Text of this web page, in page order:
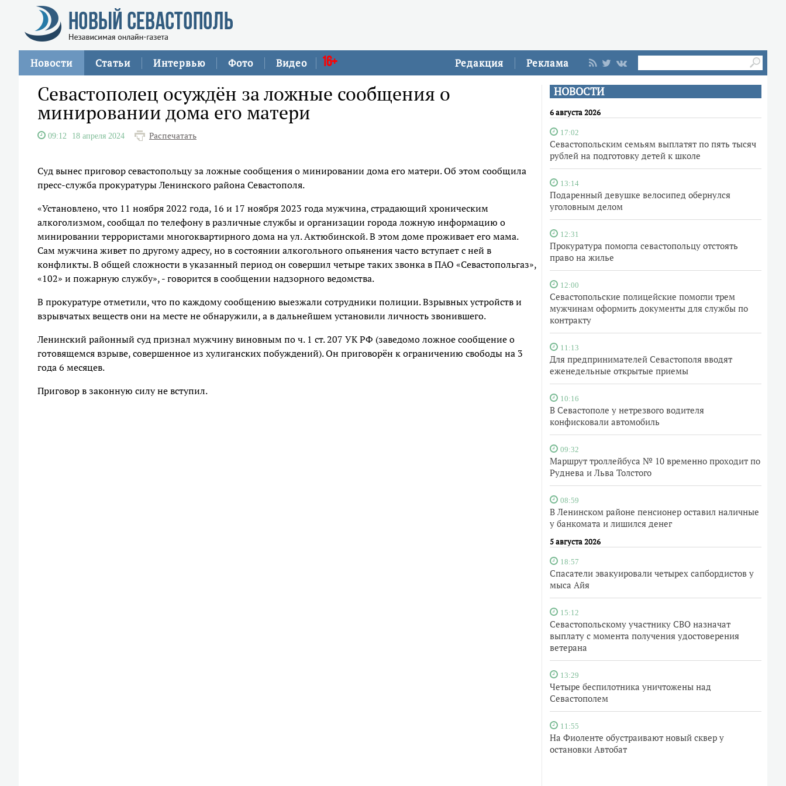
Редакция Реклама
Новости Статьи Интервью Фото Видео 16+
НОВОСТИ
6 августа 2026
17:02
Севастопольским семьям выплатят по пять тысяч
рублей на подготовку детей к школе
13:14
Подаренный девушке велосипед обернулся
уголовным делом
12:31
Прокуратура помогла севастопольцу отстоять
право на жилье
12:00
Севастопольские полицейские помогли трем
мужчинам оформить документы для службы по
контракту
11:13
Для предпринимателей Севастополя вводят
еженедельные открытые приемы
10:16
В Севастополе у нетрезвого водителя
конфисковали автомобиль
09:32
Маршрут троллейбуса № 10 временно проходит по
Руднева и Льва Толстого
08:59
В Ленинском районе пенсионер оставил наличные
у банкомата и лишился денег
5 августа 2026
18:57
Спасатели эвакуировали четырех сапбордистов у
мыса Айя
15:12
Севастопольскому участнику СВО назначат
выплату с момента получения удостоверения
ветерана
13:29
Четыре беспилотника уничтожены над
Севастополем
11:55
На Фиоленте обустраивают новый сквер у
остановки Автобат
Севастополец осуждён за ложные сообщения о
минировании дома его матери
09:12 18 апреля 2024 Распечатать
Суд вынес приговор севастопольцу за ложные сообщения о минировании дома его матери. Об этом сообщила
пресс-служба прокуратуры Ленинского района Севастополя.
«Установлено, что 11 ноября 2022 года, 16 и 17 ноября 2023 года мужчина, страдающий хроническим
алкоголизмом, сообщал по телефону в различные службы и организации города ложную информацию о
минировании террористами многоквартирного дома на ул. Актюбинской. В этом доме проживает его мама.
Сам мужчина живет по другому адресу, но в состоянии алкогольного опьянения часто вступает с ней в
конфликты. В общей сложности в указанный период он совершил четыре таких звонка в ПАО «Севастопольгаз»,
«102» и пожарную службу», - говорится в сообщении надзорного ведомства.
В прокуратуре отметили, что по каждому сообщению выезжали сотрудники полиции. Взрывных устройств и
взрывчатых веществ они на месте не обнаружили, а в дальнейшем установили личность звонившего.
Ленинский районный суд признал мужчину виновным по ч. 1 ст. 207 УК РФ (заведомо ложное сообщение о
готовящемся взрыве, совершенное из хулиганских побуждений). Он приговорён к ограничению свободы на 3
года 6 месяцев.
Приговор в законную силу не вступил.